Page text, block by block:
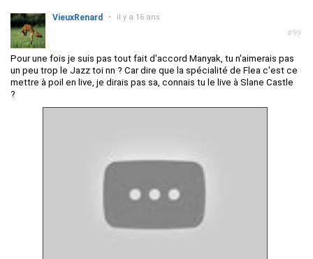
#99
VieuxRenard • il y a 16 ans
Pour une fois je suis pas tout fait d'accord Manyak, tu n'aimerais pas
un peu trop le Jazz toi nn ? Car dire que la spécialité de Flea c'est ce
mettre à poil en live, je dirais pas sa, connais tu le live à Slane Castle
?